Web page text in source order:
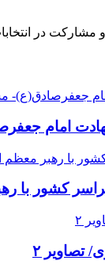
و مشارکت در
امام
کشور با
۲